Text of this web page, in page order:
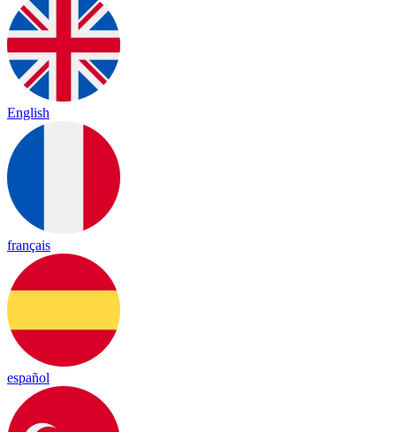
English
français
español